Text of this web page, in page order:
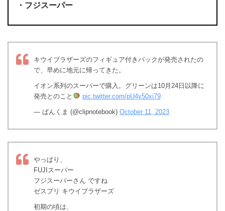
・フジスーパー
キウイブラザーズのフィギュア付きパックが発売されたの
で、早めに地元に帰ってきた。
イオン系列のスーパーで購入。グリーンは10月24日以降に
発売とのこと
pic.twitter.com/pU4y50xi79
— ぱんくま (@clipnotebook) October 11, 2023
やっぱり、
FUJIスーパー
フジスーパーさん ですね
ゼスプリ キウイブラザーズ
初期の頃は、